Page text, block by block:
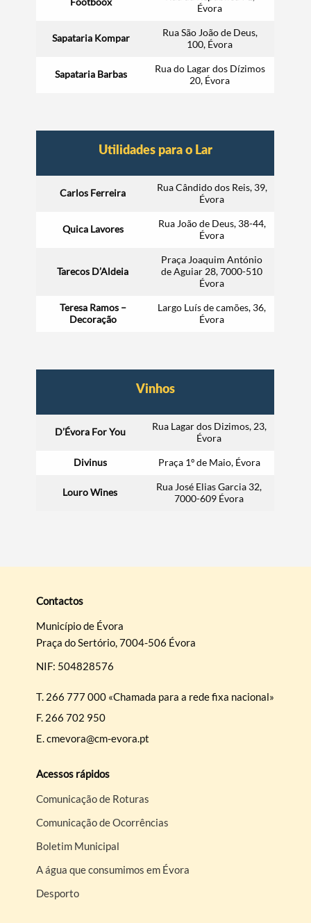
Évora
Sapataria Kompar
Rua São João de Deus,
100, Évora
Sapataria Barbas
Rua do Lagar dos Dízimos
20, Évora
Utilidades para o Lar
Carlos Ferreira
Rua Cândido dos Reis, 39,
Évora
Quica Lavores
Rua João de Deus, 38-44,
Évora
Tarecos D’Aldeia
Praça Joaquim António
de Aguiar 28, 7000-510
Évora
Teresa Ramos–
Decoração
Largo Luís de camões, 36,
Évora
Vinhos
D’Évora For You
Rua Lagar dos Dizimos, 23,
Évora
Divinus Praça 1º de Maio, Évora
Louro Wines
Rua José Elias Garcia 32,
7000-609 Évora
Contactos
Município de Évora
Praça do Sertório, 7004-506 Évora
NIF: 504828576
T. 266 777 000 «Chamada para a rede fixa nacional»
F. 266 702 950
E.cmevora@cm-evora.pt
Acessos rápidos
Comunicação de Roturas
Comunicação de Ocorrências
Boletim Municipal
A água que consumimos em Évora
Desporto